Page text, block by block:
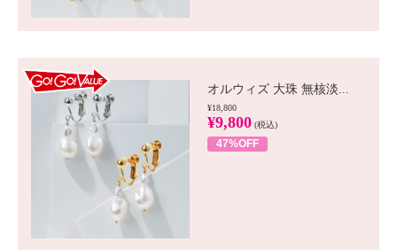
オルウィズ 大珠 無核淡...
¥18,800
¥9,800 (税込)
47%OFF